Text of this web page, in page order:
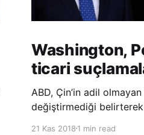
Washington,
ticari
ABD, Çin’in adil
değiştirmediği
21 Kas 20181 min read